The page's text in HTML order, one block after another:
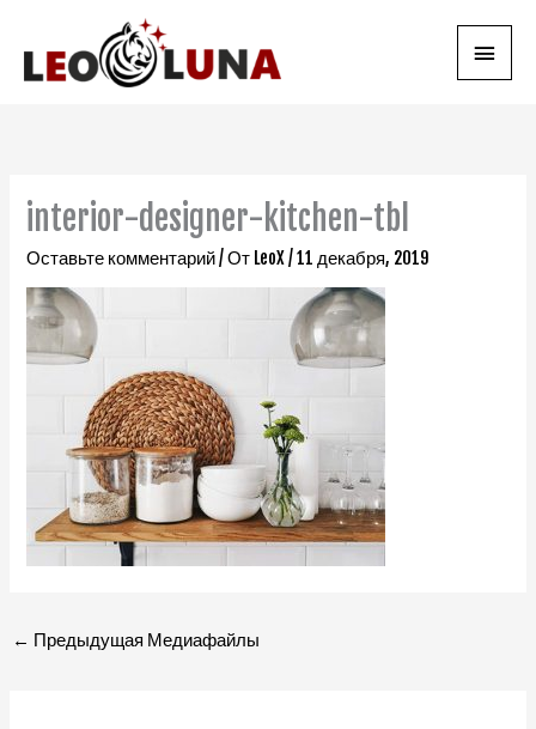
содержимому
interior-designer-kitchen-tbl
Оставьте комментарий/ От LeoX/11 декабря, 2019
← Предыдущая Медиафайлы